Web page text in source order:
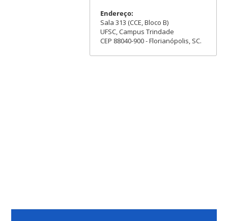
Endereço:
Sala 313 (CCE, Bloco B)
UFSC, Campus Trindade
CEP 88040-900 - Florianópolis, SC.